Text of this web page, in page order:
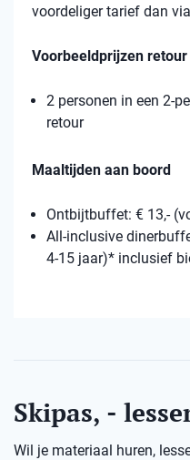
voordeliger tarief dan
Voorbeeldprijzen
2 personen in een 2-
retour
Maaltijden aan boord
Ontbijtbuffet: € 13,-
All-inclusive
4-15 jaar)* inclusief
Skipas, -
Wil je materiaal huren,